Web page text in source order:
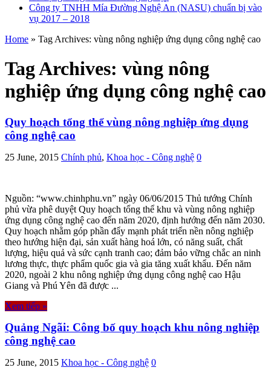
Công ty TNHH Mía Đường Nghệ An (NASU) chuẩn bị vào
vụ 2017 – 2018
Home » Tag Archives: vùng nông nghiệp ứng dụng công nghệ cao
Tag Archives: vùng nông
nghiệp ứng dụng công nghệ cao
Quy hoạch tổng thể vùng nông nghiệp ứng dụng
công nghệ cao
25 June, 2015 Chính phủ, Khoa học - Công nghệ 0
Nguồn: “www.chinhphu.vn” ngày 06/06/2015 Thủ tướng Chính
phủ vừa phê duyệt Quy hoạch tổng thể khu và vùng nông nghiệp
ứng dụng công nghệ cao đến năm 2020, định hướng đến năm 2030.
Quy hoạch nhằm góp phần đẩy mạnh phát triển nền nông nghiệp
theo hướng hiện đại, sản xuất hàng hoá lớn, có năng suất, chất
lượng, hiệu quả và sức cạnh tranh cao; đảm bảo vững chắc an ninh
lương thực, thực phẩm quốc gia và gia tăng xuất khẩu. Đến năm
2020, ngoài 2 khu nông nghiệp ứng dụng công nghệ cao Hậu
Giang và Phú Yên đã được ...
Xem tiếp »
Quảng Ngãi: Công bố quy hoạch khu nông nghiệp
công nghệ cao
25 June, 2015 Khoa học - Công nghệ 0